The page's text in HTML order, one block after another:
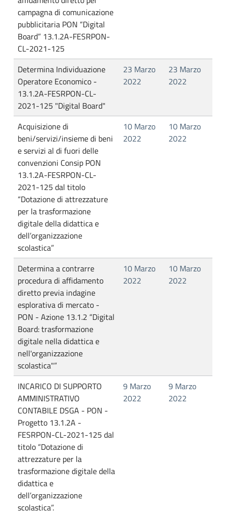
campagna di comunicazione
pubblicitaria PON “Digital
Board” 13.1.2A-FESRPON-
CL-2021-125
Determina Individuazione
Operatore Economico -
13.1.2A-FESRPON-CL-
2021-125 "Digital Board"
23 Marzo
2022
23 Marzo
2022
Acquisizione di
beni/servizi/insieme di beni
e servizi al di fuori delle
convenzioni Consip PON
13.1.2A-FESRPON-CL-
2021-125 dal titolo
“Dotazione di attrezzature
per la trasformazione
digitale della didattica e
dell’organizzazione
scolastica”
10 Marzo
2022
10 Marzo
2022
Determina a contrarre
procedura di affidamento
diretto previa indagine
esplorativa di mercato -
PON - Azione 13.1.2 “Digital
Board: trasformazione
digitale nella didattica e
nell'organizzazione
scolastica"”
10 Marzo
2022
10 Marzo
2022
INCARICO DI SUPPORTO
AMMINISTRATIVO
CONTABILE DSGA - PON -
Progetto 13.1.2A -
FESRPON-CL-2021-125 dal
titolo “Dotazione di
attrezzature per la
trasformazione digitale della
didattica e
dell’organizzazione
scolastica”.
9 Marzo
2022
9 Marzo
2022